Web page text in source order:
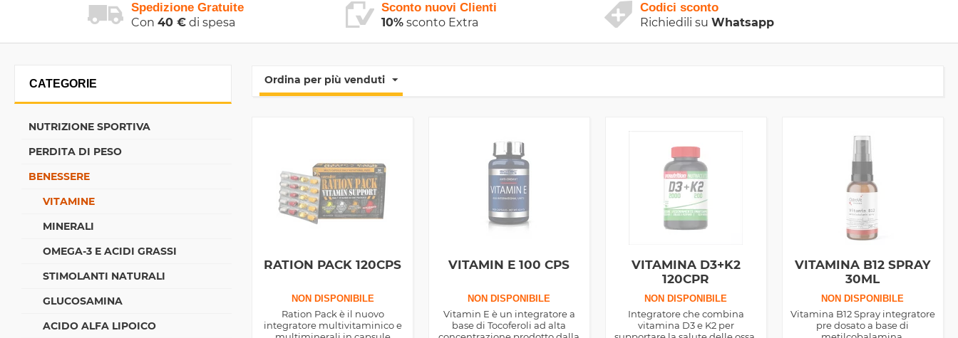
Spedizione Gratuite
Con 40 € di spesa
Sconto nuovi Clienti
10% sconto Extra
Codici sconto
Richiedili su Whatsapp
CATEGORIE
NUTRIZIONE SPORTIVA
PERDITA DI PESO
BENESSERE
VITAMINE
MINERALI
OMEGA-3 E ACIDI GRASSI
STIMOLANTI NATURALI
GLUCOSAMINA
ACIDO ALFA LIPOICO
Ordina per più venduti
RATION PACK 120CPS
NON DISPONIBILE
Ration Pack è il nuovo
integratore multivitaminico e
VITAMIN E 100 CPS
NON DISPONIBILE
Vitamin E è un integratore a
base di Tocoferoli ad alta
VITAMINA D3+K2
120CPR
NON DISPONIBILE
Integratore che combina
vitamina D3 e K2 per
VITAMINA B12 SPRAY
30ML
NON DISPONIBILE
Vitamina B12 Spray integratore
pre dosato a base di